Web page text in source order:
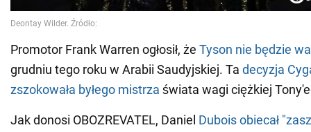
Promotor Frank Warren ogłosił, że Tyson nie będzie
grudniu tego roku w Arabii Saudyjskiej. Ta decyzja
zszokowała byłego mistrza świata wagi ciężkiej
Jak donosi OBOZREVATEL, Daniel Dubois obiecał